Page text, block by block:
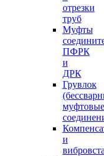
отрезки
труб
Муфты
ПФРК
и
ДРК
Грувлок
муфтовые
и